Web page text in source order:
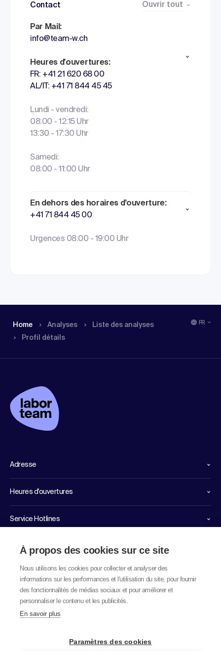
Contact Ouvrir tout
Par Mail:
info@team-w.ch
Heures d'ouvertures:
FR: +41 21 620 68 00
AL/IT: +41 71 844 45 45
Lundi - vendredi:
08:00 - 12:15 Uhr
13:30 - 17:30 Uhr
Samedi:
08:00 - 11:00 Uhr
En dehors des horaires d’ouverture:
+41 71 844 45 00
Urgences 08:00 - 19:00 Uhr
Home Analyses
Liste des analyses
Profil détails
FR
Adresse
Heures d'ouvertures
Service Hotlines
Liens importants
À propos des cookies sur ce site
Nous utilisons les cookies pour collecter et analyser des
informations sur les performances et l'utilisation du site, pour fournir
des fonctionnalités de médias sociaux et pour améliorer et
personnaliser le contenu et les publicités.
En savoir plus
Paramètres des cookies